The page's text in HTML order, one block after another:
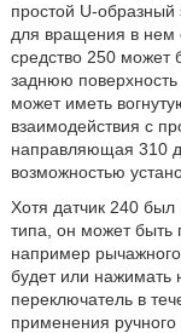
простой U-
для вращения в
средство 250 может
заднюю
может иметь
взаимодействия с
направляющая 310
возможностью
Хотя датчик 240 был
типа, он может быть
например
будет или нажимать
переключатель в
применения